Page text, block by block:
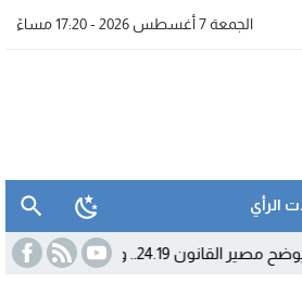
الجمعة 7 أغسطس 2026 - 17:20 مساءً
الرأي
تنتظر استئناف الحوار